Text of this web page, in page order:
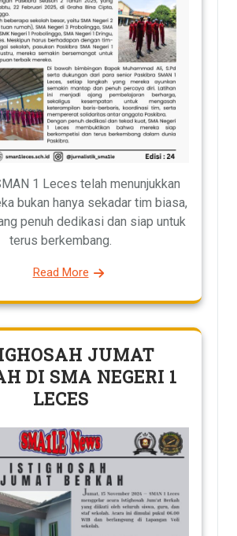
1 Leces telah menunjukkan
bukan hanya sekadar tim biasa,
penuh dedikasi dan siap untuk
terus berkembang.
Read More
JUMAT
DI SMA NEGERI 1
LECES